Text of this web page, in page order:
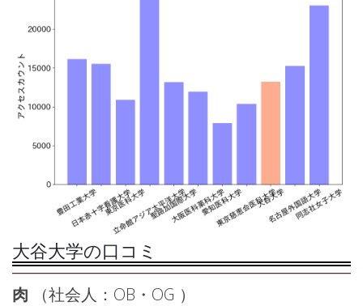
大谷大学の口コミ
肉 （社会人：OB・OG ）